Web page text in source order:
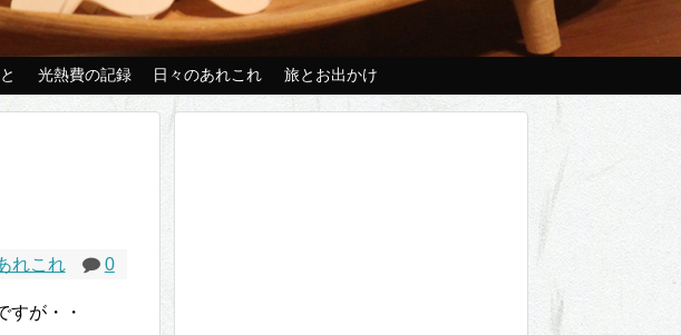
光熱費の記録 日々のあれこれ 旅とお出かけ
れこれ 0
すが・・